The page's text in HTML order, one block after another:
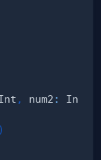
, num2 :
In
)